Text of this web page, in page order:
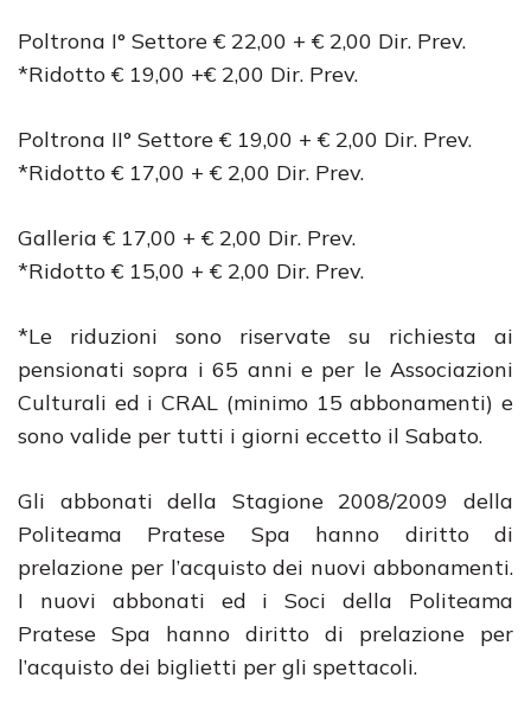
Poltrona I° Settore € 22,00 + € 2,00 Dir. Prev.
*Ridotto € 19,00 +€ 2,00 Dir. Prev.
Poltrona II° Settore € 19,00 + € 2,00 Dir. Prev.
*Ridotto € 17,00 + € 2,00 Dir. Prev.
Galleria € 17,00 + € 2,00 Dir. Prev.
*Ridotto € 15,00 + € 2,00 Dir. Prev.
*Le riduzioni sono riservate su richiesta ai
pensionati sopra i 65 anni e per le Associazioni
Culturali ed i CRAL (minimo 15 abbonamenti) e
sono valide per tutti i giorni eccetto il Sabato.
Gli abbonati della Stagione 2008/2009 della
Politeama Pratese Spa hanno diritto di
prelazione per l’acquisto dei nuovi abbonamenti.
I nuovi abbonati ed i Soci della Politeama
Pratese Spa hanno diritto di prelazione per
l’acquisto dei biglietti per gli spettacoli.